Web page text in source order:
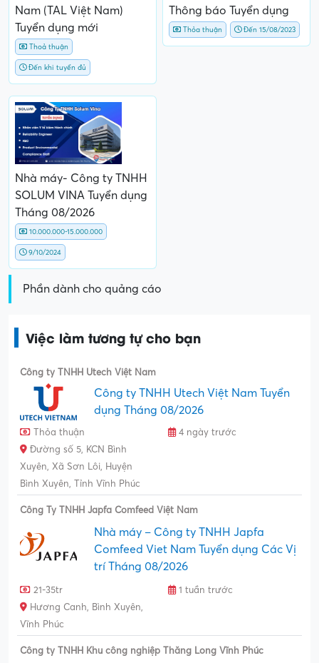
Nam (TAL Việt Nam)
Tuyển dụng mới
Thoả thuận
Đến khi tuyển đủ
Thông báo Tuyển dụng
Thỏa thuận Đến 15/08/2023
Nhà máy- Công ty TNHH
SOLUM VINA Tuyển dụng
Tháng 08/2026
10.000.000-15.000.000
9/10/2024
Phần dành cho quảng cáo
Việc làm tương tự cho bạn
Công ty TNHH Utech Việt Nam
Công ty TNHH Utech Việt Nam Tuyển
dụng Tháng 08/2026
Thỏa thuận
4 ngày trước
Đường số 5, KCN Bình
Xuyên, Xã Sơn Lôi, Huyện
Bình Xuyên, Tỉnh Vĩnh Phúc
Công Ty TNHH Japfa Comfeed Việt Nam
Nhà máy – Công ty TNHH Japfa
Comfeed Viet Nam Tuyển dụng Các Vị
trí Tháng 08/2026
21-35tr
1 tuần trước
Hương Canh, Bình Xuyên,
Vĩnh Phúc
Công ty TNHH Khu công nghiệp Thăng Long Vĩnh Phúc